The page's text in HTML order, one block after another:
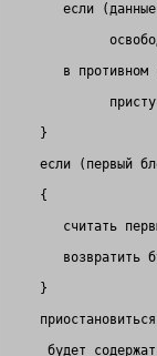
если
если (первый
считать
будет